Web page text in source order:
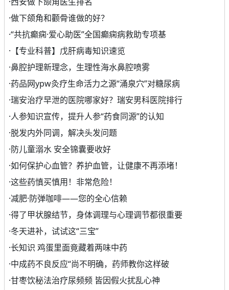
·做下颌角和颧骨谁做的好？
·“共抗癫痫·爱心助医”全国癫痫病救助专项基
· 【专业科普】戊肝病毒知识速览
·鼻腔护理新理念，生理性海水鼻腔喷雾
·药品网ypw灸疗生命活力之源“涌泉穴”对糖尿病
·瑞安治疗早泄的医院哪家好？瑞安男科医院排行
·人参知识宣传，提升人参“药食同源”的认知
·脱发内外同调，解决头发问题
·防儿童溺水 安全锦囊要收好
·如何保护心血管？养护血管，让健康不再添堵！
·这些药慎买慎用！非常危险！
·减肥·防弹咖啡——您的全心信赖
·得了甲状腺结节，身体调理与心理调节都很重要
·冬天进补，试试这“三宝”
·长知识 鸡蛋里面竟藏着两味中药
·中成药不良反应“尚不明确，药师教你这样破
·甘枣饮秘法治疗尿频频 皆因假火扰乱心神